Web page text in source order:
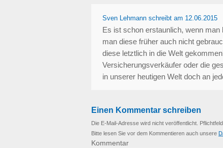
Sven Lehmann schreibt am 12.06.2015
Es ist schon erstaunlich, wenn
man diese früher auch nicht
diese letztlich in die Welt
Versicherungsverkäufer oder die
in unserer heutigen Welt doch an
Einen Kommentar schreiben
Die E-Mail-Adresse wird nicht veröffentlicht.
Bitte lesen Sie vor dem Kommentieren auch unsere
Kommentar